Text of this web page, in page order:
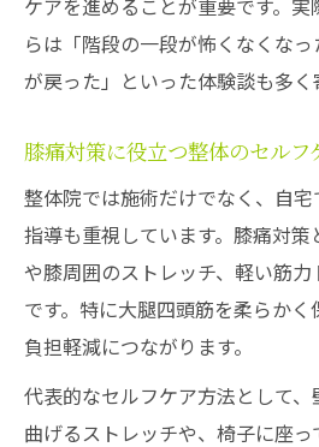
ケアを進めることが重要です。
らは「階段の一段が怖くなくな
が戻った」といった体験談も多く
膝痛対策に役立つ整体のセルフ
整体院では施術だけでなく、自
指導も重視しています。膝痛対
や膝周囲のストレッチ、軽い筋
です。特に大腿四頭筋を柔らか
負担軽減につながります。
代表的なセルフケア方法として
曲げるストレッチや、椅子に座